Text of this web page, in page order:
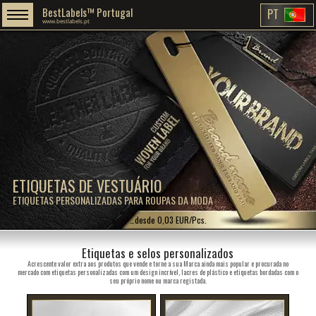
ETIQUETAS DE VESTUÁRIO
ETIQUETAS PERSONALIZADAS PARA ROUPAS DA MODA
BestLabels™ Portugal
www.bestlabels.pt PT
…desde 0,03 EUR/Pcs.
Etiquetas e selos personalizados
Acrescente valor extra aos produtos que vende e torne a sua Marca ainda mais popular e procurada no
mercado com etiquetas personalizadas com um design incrível, lacres de plástico e etiquetas bordadas com o
seu próprio nome ou marca registada.